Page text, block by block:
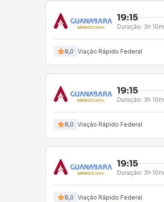
19:15
Duração: 3h 10m
8,0 Viação Rápido Federal
19:15
Duração: 3h 10m
8,0 Viação Rápido Federal
19:15
Duração: 3h 10m
8,0 Viação Rápido Federal